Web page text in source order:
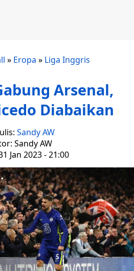
» Eropa » Liga Inggris
Arsenal,
Diabaikan
Sandy AW
Sandy AW
Jan 2023 - 21:00